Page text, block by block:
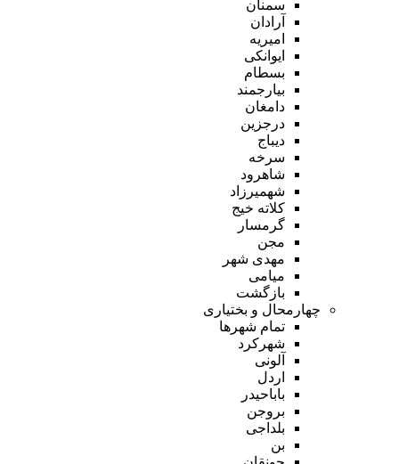
سمنان
آرادان
امیریه
ایوانکی
بسطام
بیارجمند
دامغان
درجزین
دیباج
سرخه
شاهرود
شهمیرزاد
کلاته خیج
گرمسار
مجن
مهدی شهر
میامی
بازگشت
چهارمحال و بختیاری
تمام شهر‌ها
شهرکرد
آلونی
اردل
باباحیدر
بروجن
بلداجی
بن